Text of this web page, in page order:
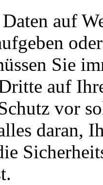
auf
Sie
auf
vor
daran,